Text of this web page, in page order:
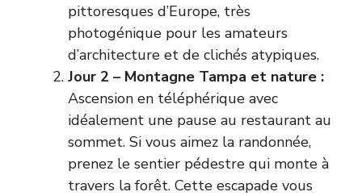
pittoresques d’Europe, très
photogénique pour les amateurs
d’architecture et de clichés atypiques.
Jour 2 – Montagne Tampa et nature :
Ascension en téléphérique avec
idéalement une pause au restaurant au
sommet. Si vous aimez la randonnée,
prenez le sentier pédestre qui monte à
travers la forêt. Cette escapade vous